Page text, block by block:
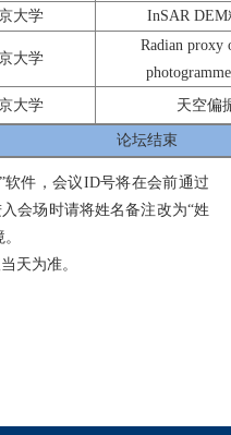
大学 InSAR DEM
大学
Radian proxy
photogra
大学 天空偏
论坛结束
”软件，会议ID号将在会前通过
会场时请将姓名备注改为“姓
天为准。